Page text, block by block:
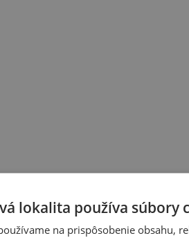
lokalita používa súbory
na prispôsobenie obsahu,